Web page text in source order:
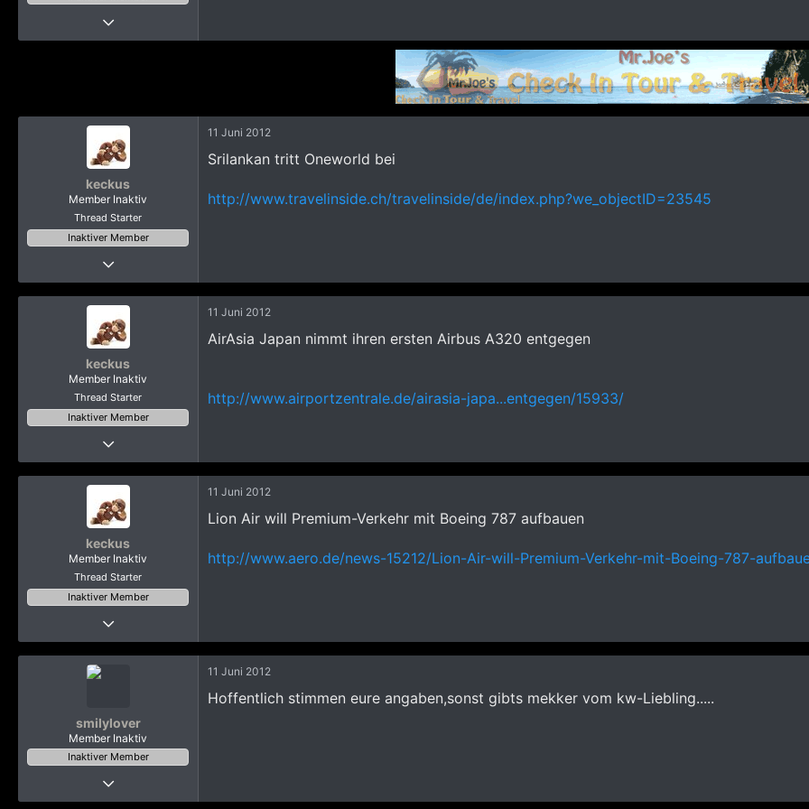
22 Oktober 2008
5.415
keckus
Member Inaktiv
Thread Starter
Inaktiver Member
6.493
Nutten Revier
11 Juni 2012
Srilankan tritt Oneworld bei
http://www.travelinside.ch/travelinside/de/index.php?we_objectID=23545
keckus
Member Inaktiv
Thread Starter
Inaktiver Member
6.493
Nutten Revier
11 Juni 2012
AirAsia Japan nimmt ihren ersten Airbus A320 entgegen
http://www.airportzentrale.de/airasia-japa...entgegen/15933/
keckus
Member Inaktiv
Thread Starter
Inaktiver Member
6.493
Nutten Revier
11 Juni 2012
Lion Air will Premium-Verkehr mit Boeing 787 aufbauen
http://www.aero.de/news-15212/Lion-Air-will-Premium-Verkehr-mit-Boeing-787-
smilylover
Member Inaktiv
Inaktiver Member
15 Januar 2012
406
11 Juni 2012
Hoffentlich stimmen eure angaben,sonst gibts mekker vom kw-Liebling.....